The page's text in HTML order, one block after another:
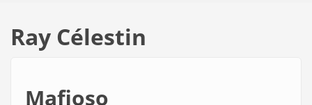
Ray Célestin
Mafioso